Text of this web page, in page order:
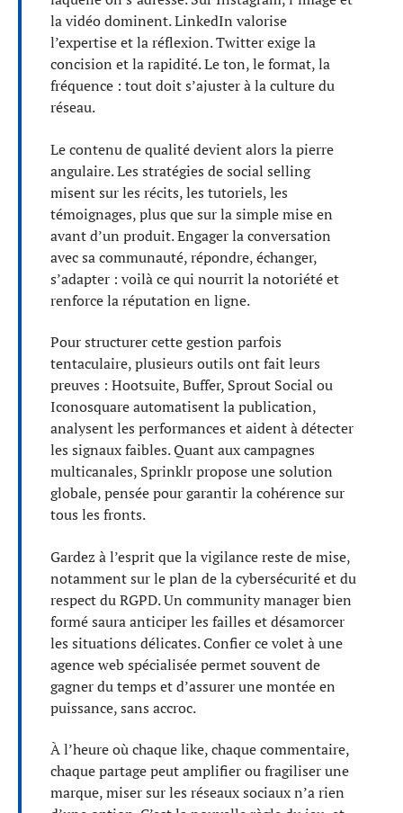
la vidéo dominent. LinkedIn valorise
l’expertise et la réflexion. Twitter exige la
concision et la rapidité. Le ton, le format, la
fréquence : tout doit s’ajuster à la culture du
réseau.
Le contenu de qualité devient alors la pierre
angulaire. Les stratégies de social selling
misent sur les récits, les tutoriels, les
témoignages, plus que sur la simple mise en
avant d’un produit. Engager la conversation
avec sa communauté, répondre, échanger,
s’adapter : voilà ce qui nourrit la notoriété et
renforce la réputation en ligne.
Pour structurer cette gestion parfois
tentaculaire, plusieurs outils ont fait leurs
preuves : Hootsuite, Buffer, Sprout Social ou
Iconosquare automatisent la publication,
analysent les performances et aident à détecter
les signaux faibles. Quant aux campagnes
multicanales, Sprinklr propose une solution
globale, pensée pour garantir la cohérence sur
tous les fronts.
Gardez à l’esprit que la vigilance reste de mise,
notamment sur le plan de la cybersécurité et du
respect du RGPD. Un community manager bien
formé saura anticiper les failles et désamorcer
les situations délicates. Confier ce volet à une
agence web spécialisée permet souvent de
gagner du temps et d’assurer une montée en
puissance, sans accroc.
À l’heure où chaque like, chaque commentaire,
chaque partage peut amplifier ou fragiliser une
marque, miser sur les réseaux sociaux n’a rien